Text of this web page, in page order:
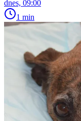
dnes, 09:00
1 min